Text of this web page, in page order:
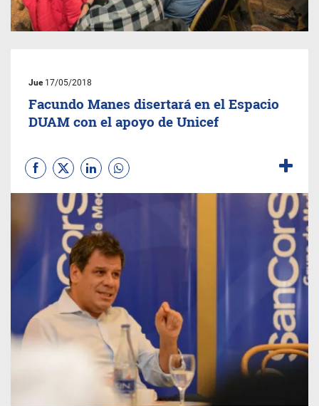
Jue17/05/2018
Facundo Manes disertará en el Espacio
DUAM con el apoyo de Unicef